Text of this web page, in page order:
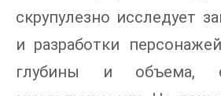
скрупулезно исследует
и разработки
глубины и объема,